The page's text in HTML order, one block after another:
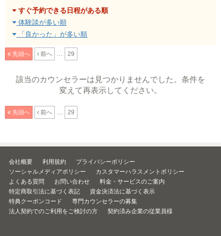
すぐ予約できる日程がある順
体験談が多い順
「良かった」が多い順
先頭へ 前へ 29
該当のカウンセラーは見つかりませんでした。条件を
変えて再表示してください。
先頭へ 前へ 29
会社概要 利用規約
プライバシーポリシー
ソーシャルメディアポリシー
カスタマーハラスメントポリシー
よくある質問
お問い合わせ
料金・サービスのご案内
特定商取引法に基づく表記
資金決済法に基づく表示
特典クーポンコード
専門カウンセラーの募集
法人契約でのご利用をご検討の方
契約済み企業の従業員様